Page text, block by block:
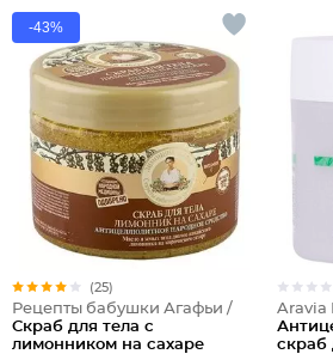
-43%
(25)
Рецепты бабушки Агафьи /
Скраб для тела с
лимонником на сахаре
Aravia
скраб